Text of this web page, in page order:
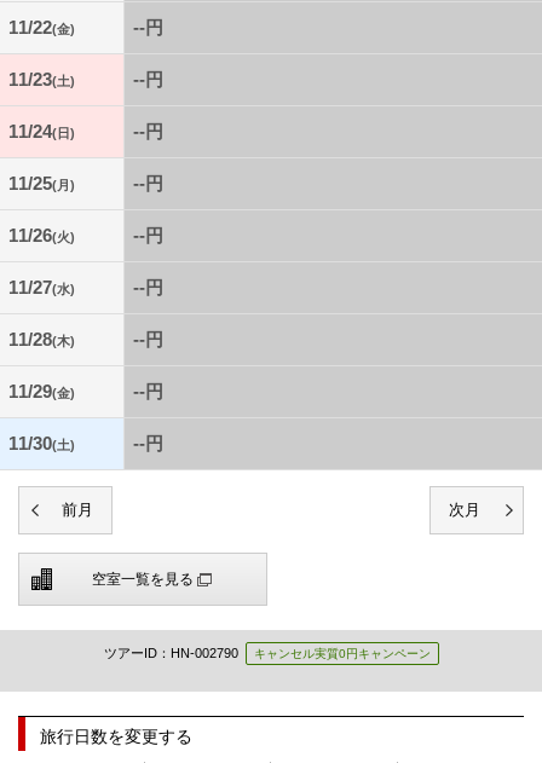
11/22(金) --円
11/23(土) --円
11/24(日) --円
11/25(月) --円
11/26(火) --円
11/27(水) --円
11/28(木) --円
11/29(金) --円
11/30(土) --円
空室一覧を見る
ツアーID：HN-002790 キャンセル実質0円キャンペーン
旅行日数を変更する